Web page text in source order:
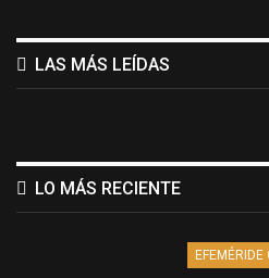
LAS MÁS LEÍDAS
LO MÁS RECIENTE
EFEMÉRIDE